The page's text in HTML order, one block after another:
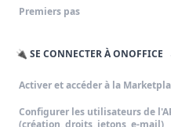
Premiers pas
🔌 SE CONNECTER À ONOFFICE
Activer et accéder à la
Configurer les utilisateurs de
(création, droits, jetons, e-mail)